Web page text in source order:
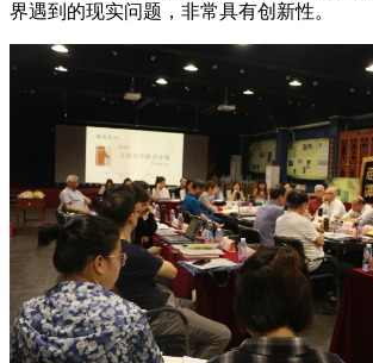
界遇到的现实问题，非常具有创新性。